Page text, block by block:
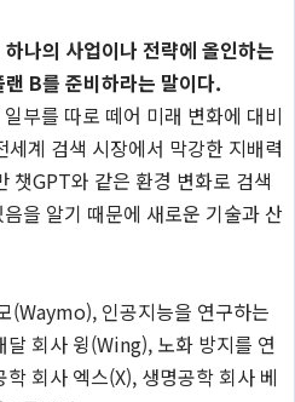
나의 사업이나 전략에 올인하는
B를 준비하라는 말이다.
부를 따로 떼어 미래 변화에 대비
계 검색 시장에서 막강한 지배력
챗GPT와 같은 환경 변화로 검색
을 알기 때문에 새로운 기술과 산
(Waymo), 인공지능을 연구하는
회사 윙(Wing), 노화 방지를 연
회사 엑스(X), 생명공학 회사 베